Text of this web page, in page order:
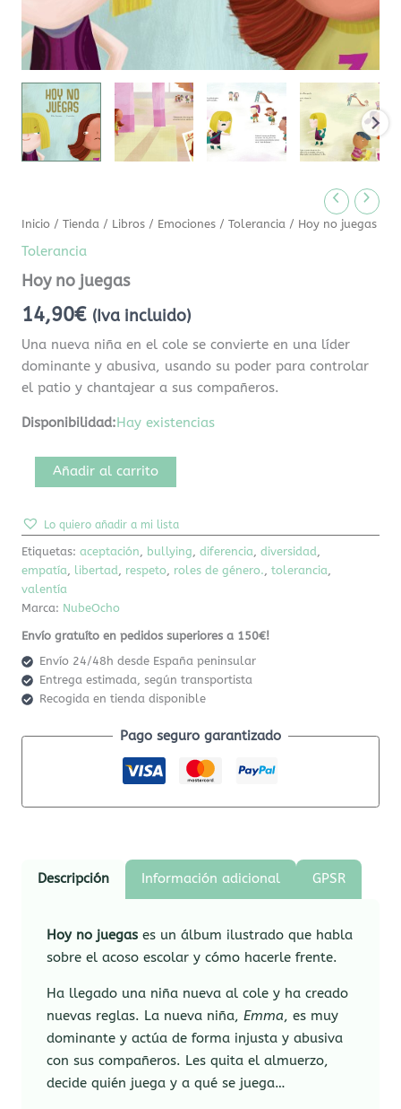
Inicio /Tienda / Libros / Emociones /Tolerancia / Hoy no juegas
Tolerancia
Hoy no juegas
14,90€ (Iva incluido)
Una nueva niña en el cole se convierte en una líder
dominante y abusiva, usando su poder para controlar
el patio y chantajear a sus compañeros.
Disponibilidad:Hay existencias
Añadir al carrito
Lo quiero añadir a mi lista
Etiquetas:aceptación bullying ,diferencia ,diversidad
empatía
libertad respeto roles de género. ,tolerancia
valentía
Marca: NubeOcho
Envío gratuíto en pedidos superiores a 150€!
Envío 24/48h desde España peninsular
Entrega estimada, según transportista
Recogida en tienda disponible
Pago seguro garantizado
Descripción Información adicional GPSR
Hoy no juegas es un álbum ilustrado que habla
sobre el acoso escolar y cómo hacerle frente.
Ha llegado una niña nueva al cole y ha creado
nuevas reglas. La nueva niña,Emma, ​​es muy
dominante y actúa de forma injusta y abusiva
con sus compañeros. Les quita el almuerzo,
decide quién juega y a qué se juega…